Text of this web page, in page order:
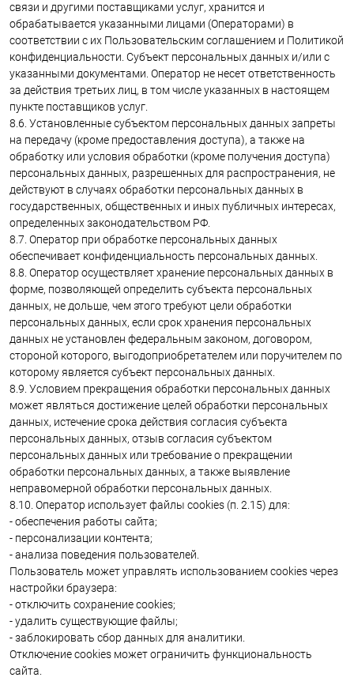
связи и другими поставщиками услуг, хранится и
обрабатывается указанными лицами (Операторами) в
соответствии с их Пользовательским соглашением и Политикой
конфиденциальности. Субъект персональных данных и/или с
указанными документами. Оператор не несет ответственность
за действия третьих лиц, в том числе указанных в настоящем
пункте поставщиков услуг.
8.6. Установленные субъектом персональных данных запреты
на передачу (кроме предоставления доступа), а также на
обработку или условия обработки (кроме получения доступа)
персональных данных, разрешенных для распространения, не
действуют в случаях обработки персональных данных в
государственных, общественных и иных публичных интересах,
определенных законодательством РФ.
8.7. Оператор при обработке персональных данных
обеспечивает конфиденциальность персональных данных.
8.8. Оператор осуществляет хранение персональных данных в
форме, позволяющей определить субъекта персональных
данных, не дольше, чем этого требуют цели обработки
персональных данных, если срок хранения персональных
данных не установлен федеральным законом, договором,
стороной которого, выгодоприобретателем или поручителем по
которому является субъект персональных данных.
8.9. Условием прекращения обработки персональных данных
может являться достижение целей обработки персональных
данных, истечение срока действия согласия субъекта
персональных данных, отзыв согласия субъектом
персональных данных или требование о прекращении
обработки персональных данных, а также выявление
неправомерной обработки персональных данных.
8.10. Оператор использует файлы cookies (п. 2.15) для:
- обеспечения работы сайта;
- персонализации контента;
- анализа поведения пользователей.
Пользователь может управлять использованием cookies через
настройки браузера:
- отключить сохранение cookies;
- удалить существующие файлы;
- заблокировать сбор данных для аналитики.
Отключение cookies может ограничить функциональность
сайта.